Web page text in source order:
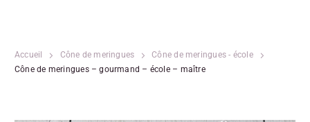
Accueil Cône de meringues
Cône de meringues - école
Cône de meringues – gourmand – école – maître